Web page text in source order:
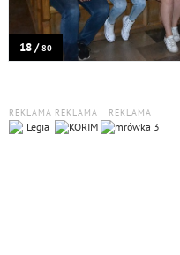
18 /80
REKLAMA REKLAMA REKLAMA